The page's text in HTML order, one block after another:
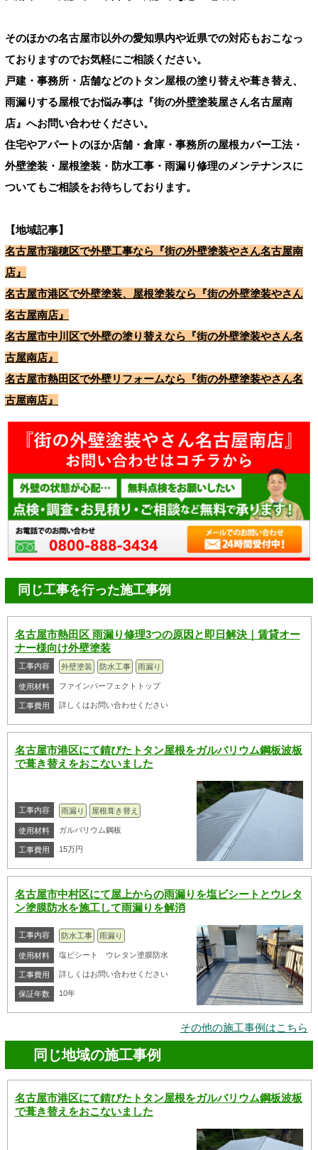
そのほかの名古屋市以外の愛知県内や近県での対応もおこなっ
ておりますのでお気軽にご相談ください。
戸建・事務所・店舗などのトタン屋根の塗り替えや葺き替え、
雨漏りする屋根でお悩み事は『街の外壁塗装屋さん名古屋南
店』へお問い合わせください。
住宅やアパートのほか店舗・倉庫・事務所の屋根カバー工法・
外壁塗装・屋根塗装・防水工事・雨漏り修理のメンテナンスに
ついてもご相談をお待ちしております。
【地域記事】
名古屋市瑞穂区で外壁工事なら『街の外壁塗装やさん名古屋南
店』
名古屋市港区で外壁塗装、屋根塗装なら『街の外壁塗装やさん
名古屋南店』
名古屋市中川区で外壁の塗り替えなら『街の外壁塗装やさん名
古屋南店』
名古屋市熱田区で外壁リフォームなら『街の外壁塗装やさん名
古屋南店』
同じ工事を行った施工事例
名古屋市熱田区 雨漏り修理3つの原因と即日解決｜賃貸オー
ナー様向け外壁塗装
工事内容 外壁塗装 防水工事 雨漏り
使用材料 ファインパーフェクトトップ
工事費用 詳しくはお問い合わせください
名古屋市港区にて錆びたトタン屋根をガルバリウム鋼板波板
で葺き替えをおこないました
工事内容 雨漏り 屋根葺き替え
使用材料 ガルバリウム鋼板
工事費用 15万円
名古屋市中村区にて屋上からの雨漏りを塩ビシートとウレタ
ン塗膜防水を施工して雨漏りを解消
工事内容 防水工事 雨漏り
使用材料 塩ビシート ウレタン塗膜防水
工事費用 詳しくはお問い合わせください
保証年数 10年
その他の施工事例はこちら
同じ地域の施工事例
名古屋市港区にて錆びたトタン屋根をガルバリウム鋼板波板
で葺き替えをおこないました